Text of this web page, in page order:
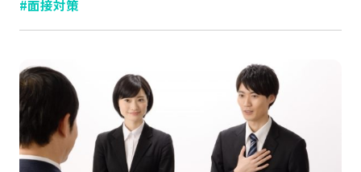
#面接対策